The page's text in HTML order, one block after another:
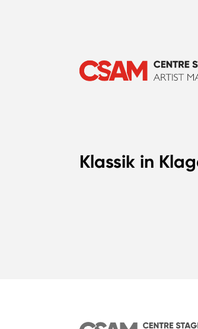
Klassik in